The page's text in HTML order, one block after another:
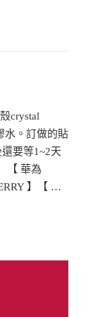
crystal
水。訂做的貼
要等1~2天
【 華為
】【 …